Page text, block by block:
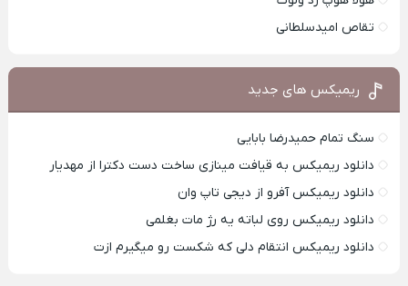
تقاص امیدسلطانی
ریمیکس های جدید
سنگ تمام حمیدرضا بابایی
دانلود ریمیکس به قیافت مینازی ساخت دست دکترا از مهدیار
دانلود ریمیکس آفرو از ديجی تاپ وان
دانلود ریمیکس روی لباته یه رژ مات بغلمی
دانلود ریمیکس انتقام دلی که شکست رو میگیرم ازت